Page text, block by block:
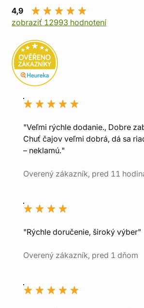
4,9
zobraziť 12993 hodnotení
"Veľmi rýchle dodanie., Dobre
Chuť čajov veľmi dobrá, dá sa
– neklamú."
Overený zákazník, pred 11
"Rýchle doručenie, široký výber"
Overený zákazník, pred 1 dňom